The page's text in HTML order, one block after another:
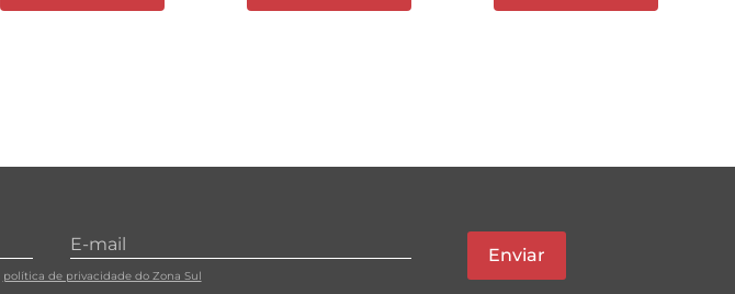
política de privacidade do Zona Sul
Enviar